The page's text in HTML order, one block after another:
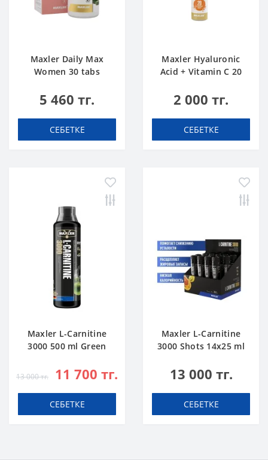
Maxler Daily Max
Women 30 tabs
5 460 тг.
СЕБЕТКЕ
Maxler Hyaluronic
Acid + Vitamin C 20
2 000 тг.
СЕБЕТКЕ
Maxler L-Carnitine
3000 500 ml Green
13 000 тг. 11 700 тг.
СЕБЕТКЕ
Maxler L-Carnitine
3000 Shots 14x25 ml
13 000 тг.
СЕБЕТКЕ